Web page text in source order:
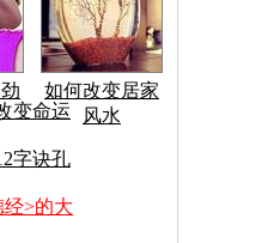
如何改变居家
风水
变命运
字诀孔
经>的大